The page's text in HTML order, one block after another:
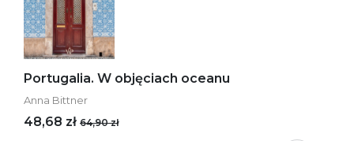
Portugalia. W objęciach oceanu
Anna Bittner
48,68 zł 64,90 zł